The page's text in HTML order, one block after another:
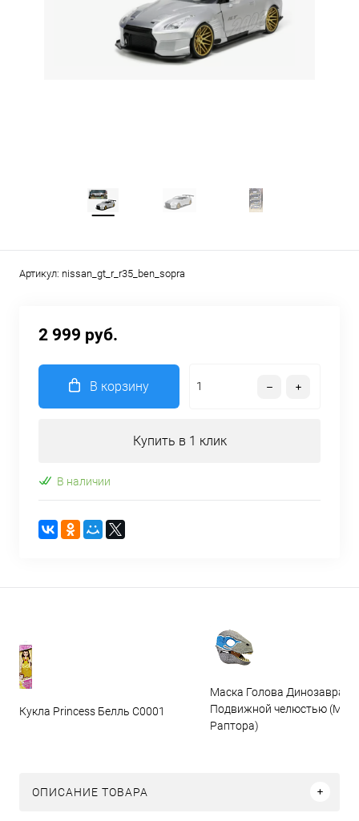
Артикул: nissan_gt_r_r35_ben_sopra
2 999 руб.
В корзину
Купить в 1 клик
В наличии
Кукла Princess Белль C0001
Маска Голова Динозавра с
Подвижной челюстью
Раптора)
ОПИСАНИЕ ТОВАРА